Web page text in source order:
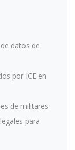
datos de
por ICE en
de militares
para